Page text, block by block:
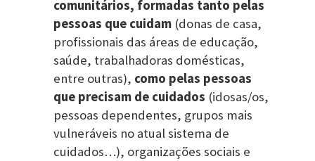
comunitários, formadas tanto pelas
pessoas que cuidam(donas de casa,
profissionais das áreas de educação,
saúde, trabalhadoras domésticas,
entre outras), como pelas pessoas
que precisam de cuidados (idosas/os,
pessoas dependentes, grupos mais
vulneráveis no atual sistema de
cuidados…), organizações sociais e